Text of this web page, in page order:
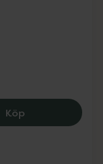
KöpHAAN Life´s a